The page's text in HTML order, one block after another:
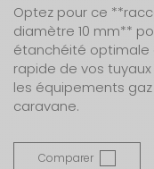
Optez pour ce
diamètre 10 mm**
étanchéité optimale
rapide de vos
les équipements
caravane.
Comparer